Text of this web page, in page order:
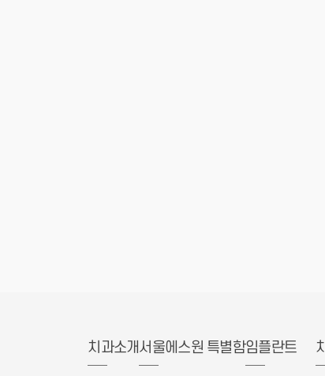
치과소개서울에스원 특별함임플란트